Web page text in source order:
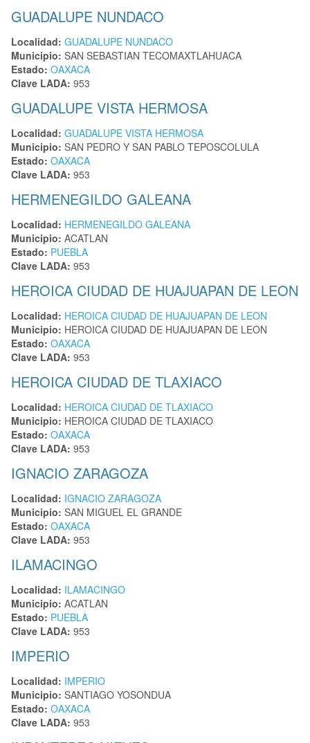
GUADALUPE NUNDACO
Localidad: GUADALUPE NUNDACO
Municipio: SAN SEBASTIAN TECOMAXTLAHUACA
Estado: OAXACA
Clave LADA: 953
GUADALUPE VISTA HERMOSA
Localidad: GUADALUPE VISTA HERMOSA
Municipio: SAN PEDRO Y SAN PABLO TEPOSCOLULA
Estado: OAXACA
Clave LADA: 953
HERMENEGILDO GALEANA
Localidad: HERMENEGILDO GALEANA
Municipio: ACATLAN
Estado: PUEBLA
Clave LADA: 953
HEROICA CIUDAD DE HUAJUAPAN DE LEON
Localidad: HEROICA CIUDAD DE HUAJUAPAN DE LEON
Municipio: HEROICA CIUDAD DE HUAJUAPAN DE LEON
Estado: OAXACA
Clave LADA: 953
HEROICA CIUDAD DE TLAXIACO
Localidad: HEROICA CIUDAD DE TLAXIACO
Municipio: HEROICA CIUDAD DE TLAXIACO
Estado: OAXACA
Clave LADA: 953
IGNACIO ZARAGOZA
Localidad: IGNACIO ZARAGOZA
Municipio: SAN MIGUEL EL GRANDE
Estado: OAXACA
Clave LADA: 953
ILAMACINGO
Localidad: ILAMACINGO
Municipio: ACATLAN
Estado: PUEBLA
Clave LADA: 953
IMPERIO
Localidad: IMPERIO
Municipio: SANTIAGO YOSONDUA
Estado: OAXACA
Clave LADA: 953